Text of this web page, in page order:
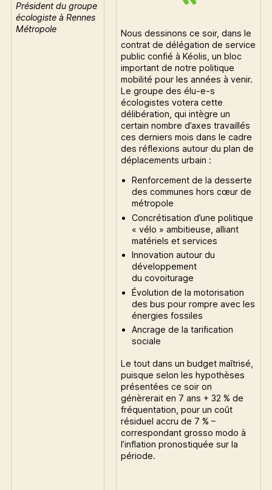
Président du groupe
écologiste à Rennes
Métropole
Nous dessinons ce soir, dans le
contrat de délégation de service
public confié à Kéolis, un bloc
important de notre politique
mobilité pour les années à venir.
Le groupe des élu-e-s
écologistes votera cette
délibération, qui intègre un
certain nombre d’axes travaillés
ces derniers mois dans le cadre
des réflexions autour du plan de
déplacements urbain :
Renforcement de la desserte
des communes hors cœur de
métropole
Concrétisation d’une politique
« vélo » ambitieuse, alliant
matériels et services
Innovation autour du
développement
du covoiturage
Évolution de la motorisation
des bus pour rompre avec les
énergies fossiles
Ancrage de la tarification
sociale
Le tout dans un budget maîtrisé,
puisque selon les hypothèses
présentées ce soir on
génèrerait en 7 ans + 32 % de
fréquentation, pour un coût
résiduel accru de 7 % –
correspondant grosso modo à
l’inflation pronostiquée sur la
période.